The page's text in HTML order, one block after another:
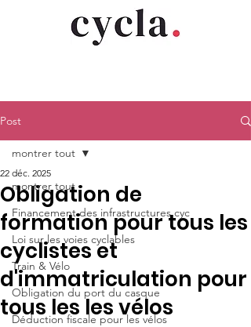
Post
montrer tout
Financement des infrastructures cyc
Loi sur les voies cyclables
Train & Vélo
Obligation du port du casque
Déduction fiscale pour les vélos
montrer tout
Obligation de
formation pour tous les
cyclistes et
d'immatriculation pour
tous les les vélos
22 déc. 2025